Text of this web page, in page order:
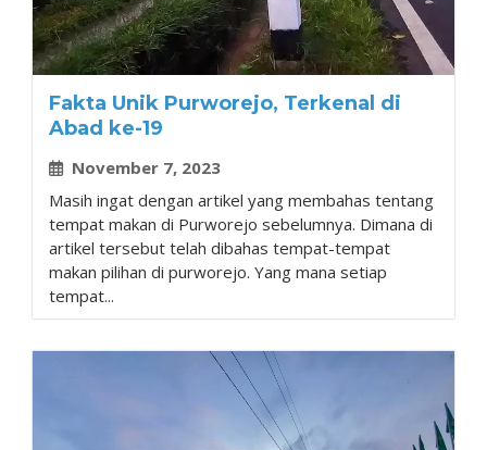
Fakta Unik Purworejo, Terkenal di
Abad ke-19
November 7, 2023
Masih ingat dengan artikel yang membahas tentang
tempat makan di Purworejo sebelumnya. Dimana di
artikel tersebut telah dibahas tempat-tempat
makan pilihan di purworejo. Yang mana setiap
tempat...